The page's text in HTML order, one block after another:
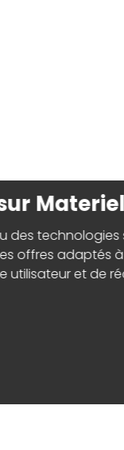
des technologies
offres adaptés
utilisateur et de